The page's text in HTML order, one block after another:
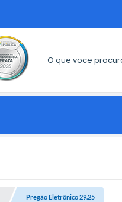
O que voce
Pregão Eletrônico 29.25